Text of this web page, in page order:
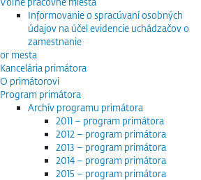
Informovanie o spracúvaní osobných
údajov na účel evidencie uchádzačov o
zamestnanie
mesta
Kancelária primátora
O primátorovi
Program primátora
Archív programu primátora
2011 – program primátora
2012 – program primátora
2013 – program primátora
2014 – program primátora
2015 – program primátora